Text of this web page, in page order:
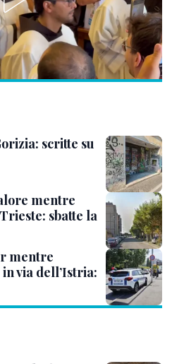
scritte su
mentre
sbatte la
mentre
via dell’Istria: